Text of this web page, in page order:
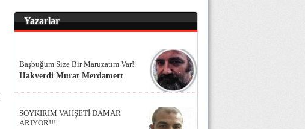
Yazarlar
Başbuğum Size Bir Maruzatım Var!
Hakverdi Murat Merdamert
SOYKIRIM VAHŞETİ DAMAR
ARIYOR!!!